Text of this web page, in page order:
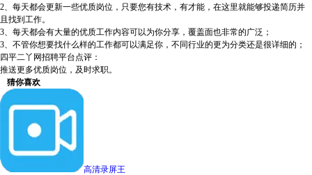
2、每天都会更新一些优质岗位，只要您有技术，有才能，在这里就能够投递简历并
且找到工作。
3、每天都会有大量的优质工作内容可以为你分享，覆盖面也非常的广泛；
3、不管你想要找什么样的工作都可以满足你，不同行业的更为分类还是很详细的；
四平二丫网招聘平台点评：
推送更多优质岗位，及时求职。
猜你喜欢
高清录屏王